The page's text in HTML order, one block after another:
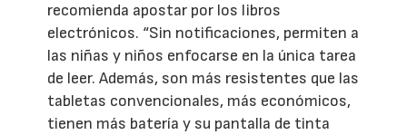
recomienda apostar por los libros
electrónicos. “Sin notificaciones, permiten a
las niñas y niños enfocarse en la única tarea
de leer. Además, son más resistentes que las
tabletas convencionales, más económicos,
tienen más batería y su pantalla de tinta